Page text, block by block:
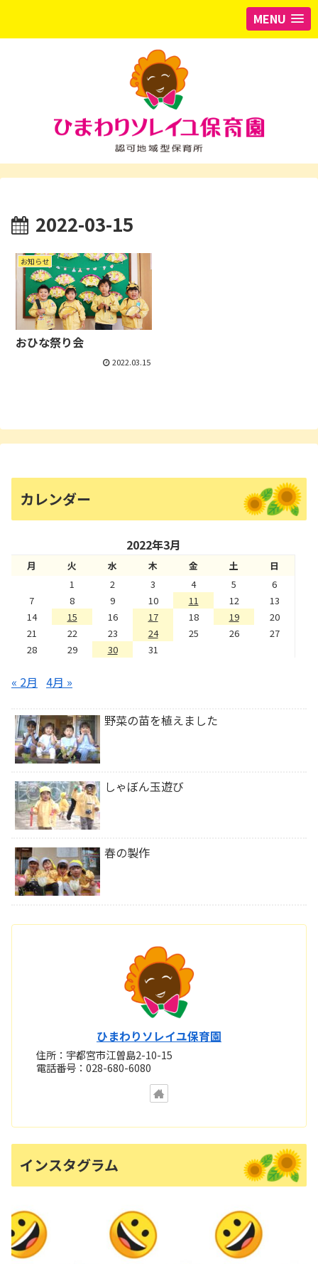
MENU
2022-03-15
お知らせ
おひな祭り会
2022.03.15
カレンダー
2022年3月
月 火 水 木 金 土
日
1
2 3 4 5
6
7
8 9 10 11 12
13
14
15 16 17 18 19
20
21
22 23 24 25 26
27
28
29 30 31
« 2月 4月 »
野菜の苗を植えました
しゃぼん玉遊び
春の製作
ひまわりソレイユ保育園
住所：宇都宮市江曽島2-10-15
電話番号：028-680-6080
インスタグラム